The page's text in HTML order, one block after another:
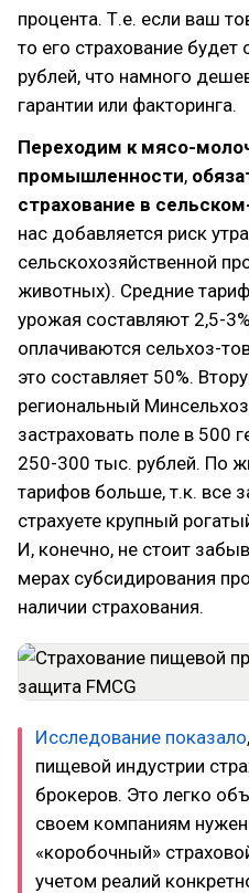
процента. Т.е. если ваш
то его страхование будет
рублей, что намного
гарантии или факторинга.
Переходим к мясо-
промышленности,
страхование в
нас добавляется риск
сельскохозяйственной
животных). Средние
урожая составляют 2,5-
оплачиваются сельхоз-
это составляет 50%.
региональный
застраховать поле в 500
250-300 тыс. рублей. По
тарифов больше, т.к. все
страхуете крупный
И, конечно, не стоит
мерах субсидирования
наличии страхования.
Исследование показало
пищевой индустрии
брокеров. Это легко
своем компаниям нужен
«коробочный»
учетом реалий